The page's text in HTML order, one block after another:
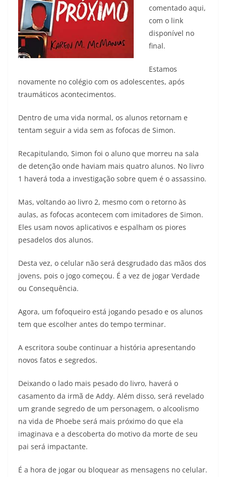
comentado aqui,
com o link
disponível no
final.
Estamos
novamente no colégio com os adolescentes, após
traumáticos acontecimentos.
Dentro de uma vida normal, os alunos retornam e
tentam seguir a vida sem as fofocas de Simon.
Recapitulando, Simon foi o aluno que morreu na sala
de detenção onde haviam mais quatro alunos. No livro
1 haverá toda a investigação sobre quem é o assassino.
Mas, voltando ao livro 2, mesmo com o retorno às
aulas, as fofocas acontecem com imitadores de Simon.
Eles usam novos aplicativos e espalham os piores
pesadelos dos alunos.
Desta vez, o celular não será desgrudado das mãos dos
jovens, pois o jogo começou. É a vez de jogar Verdade
ou Consequência.
Agora, um fofoqueiro está jogando pesado e os alunos
tem que escolher antes do tempo terminar.
A escritora soube continuar a história apresentando
novos fatos e segredos.
Deixando o lado mais pesado do livro, haverá o
casamento da irmã de Addy. Além disso, será revelado
um grande segredo de um personagem, o alcoolismo
na vida de Phoebe será mais próximo do que ela
imaginava e a descoberta do motivo da morte de seu
pai será impactante.
É a hora de jogar ou bloquear as mensagens no celular.